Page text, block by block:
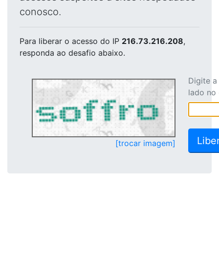
conosco.
Para liberar o acesso do IP 216.73.216.208,
responda ao desafio abaixo.
[trocar imagem]
Digite
lado no